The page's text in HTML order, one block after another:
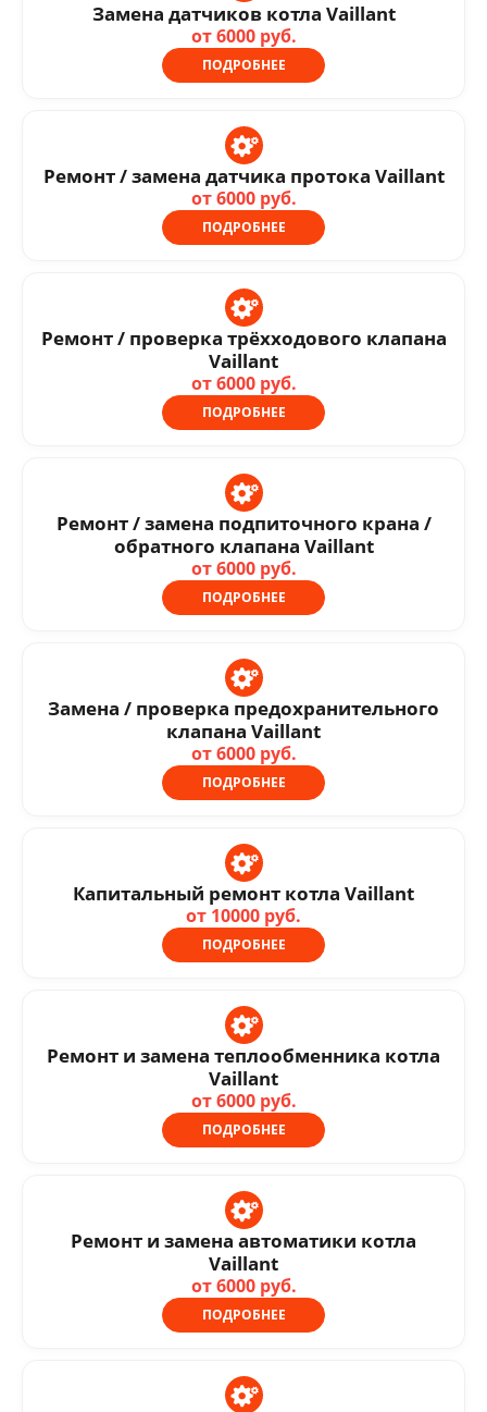
Замена датчиков котла Vaillant
от 6000 руб.
ПОДРОБНЕЕ
Ремонт / замена датчика протока Vaillant
от 6000 руб.
ПОДРОБНЕЕ
Ремонт / проверка трёхходового клапана
Vaillant
от 6000 руб.
ПОДРОБНЕЕ
Ремонт / замена подпиточного крана /
обратного клапана Vaillant
от 6000 руб.
ПОДРОБНЕЕ
Замена / проверка предохранительного
клапана Vaillant
от 6000 руб.
ПОДРОБНЕЕ
Капитальный ремонт котла Vaillant
от 10000 руб.
ПОДРОБНЕЕ
Ремонт и замена теплообменника котла
Vaillant
от 6000 руб.
ПОДРОБНЕЕ
Ремонт и замена автоматики котла
Vaillant
от 6000 руб.
ПОДРОБНЕЕ